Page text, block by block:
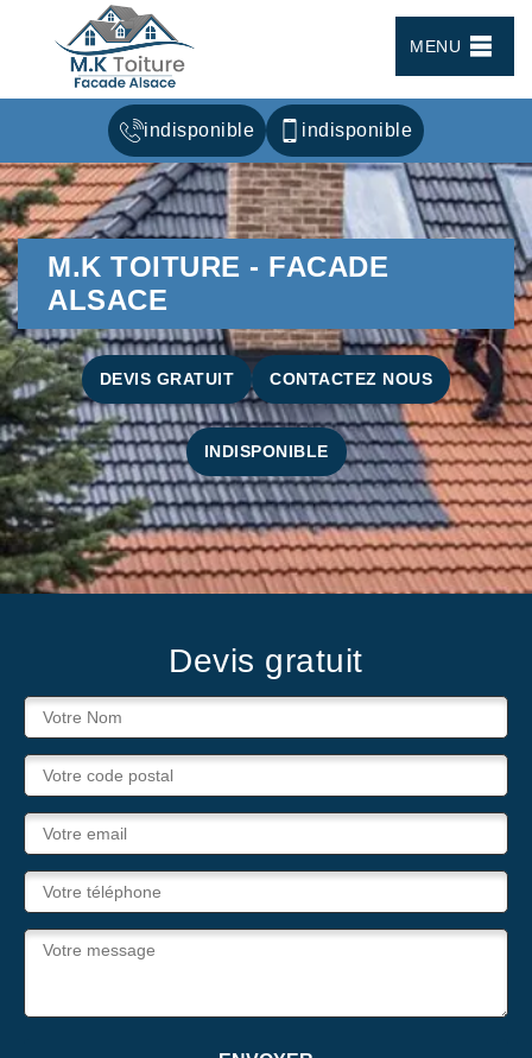
MENU
indisponible indisponible
M.K TOITURE - FACADE
ALSACE
DEVIS GRATUIT CONTACTEZ NOUS
INDISPONIBLE
Devis gratuit